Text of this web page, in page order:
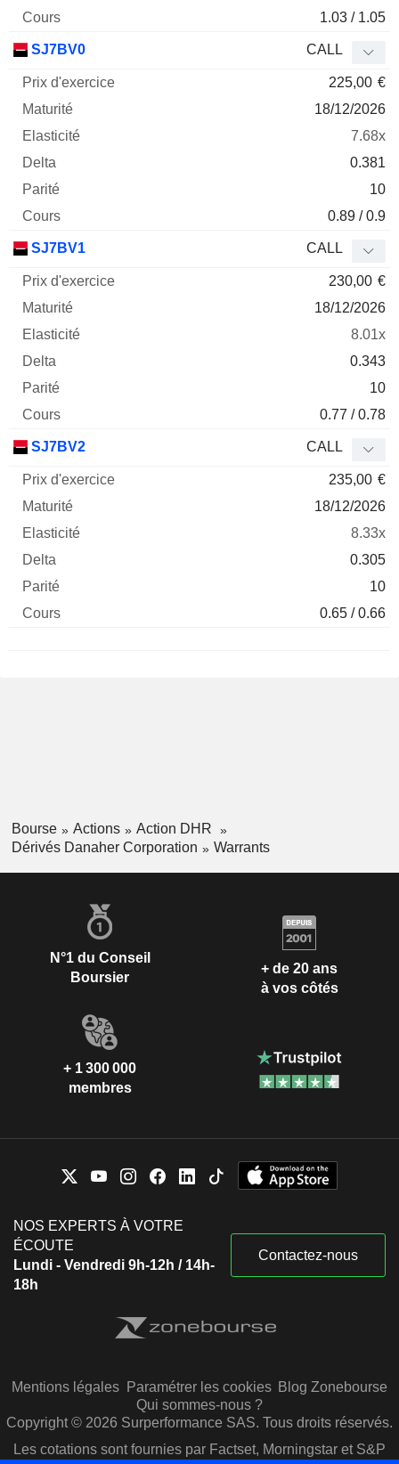
1.03 / 1.05
SJ7BV0 CALL
225,00 €
18/12/2026
7.68x
0.381
10
0.89 / 0.9
SJ7BV1 CALL
230,00 €
18/12/2026
8.01x
0.343
10
0.77 / 0.78
SJ7BV2 CALL
235,00 €
18/12/2026
8.33x
0.305
10
0.65 / 0.66
Bourse Actions
Action DHR
Dérivés Danaher Corporation
Warrants
N°1 du Conseil
Boursier
+ de 20 ans
à vos côtés
+ 1 300 000
membres
NOS EXPERTS À VOTRE
ÉCOUTE
Lundi - Vendredi 9h-12h / 14h-
18h
Contactez-nous
Mentions légales Paramétrer les cookies Blog Zonebourse
Qui sommes-nous ?
Copyright © 2026 Surperformance SAS. Tous droits réservés.
Les cotations sont fournies par Factset, Morningstar et S&P